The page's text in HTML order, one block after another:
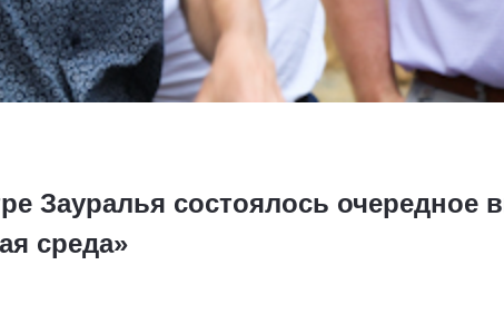
Зауралья состоялось очередное
среда»